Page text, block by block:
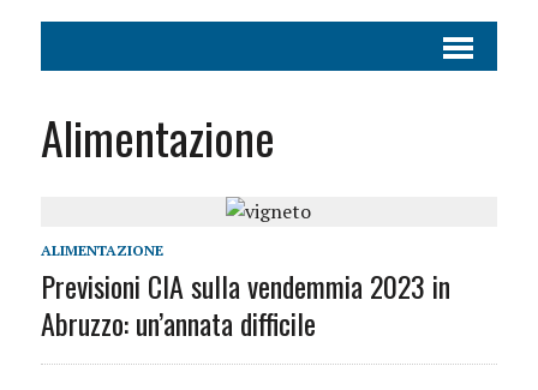
Alimentazione
ALIMENTAZIONE
Previsioni CIA sulla vendemmia 2023 in
Abruzzo: un’annata difficile